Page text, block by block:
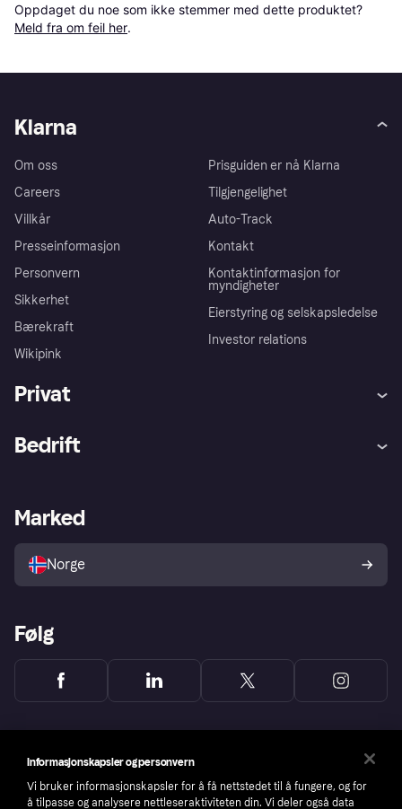
Oppdaget du noe som ikke stemmer med dette produktet?
Meld fra om feil her.
Klarna
Om oss
Careers
Villkår
Presseinformasjon
Personvern
Sikkerhet
Bærekraft
Wikipink
Prisguiden er nå Klarna
Tilgjengelighet
Auto-Track
Kontakt
Kontaktinformasjon for
myndigheter
Eierstyring og selskapsledelse
Investor relations
Privat
Utforsk butikker
Bedrift
Merchant portal
Marked
Norge
Følg
Informasjonskapsler og personvern
Vi bruker informasjonskapsler for å få nettstedet til å fungere, og for
å tilpasse og analysere nettleseraktiviteten din. Vi deler også data